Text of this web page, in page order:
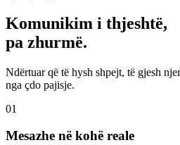
Komunikim i thjeshtë,
pa zhurmë.
Ndërtuar që të hysh shpejt, të gjesh
nga çdo pajisje.
01
Mesazhe në kohë reale